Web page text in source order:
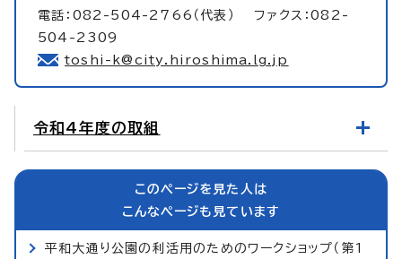
電話：082-504-2766（代表） ファクス：082-
504-2309
toshi-k@city.hiroshima.lg.jp
令和4年度の取組
このページを見た人は
こんなページも見ています
平和大通り公園の利活用のためのワークショップ（第1